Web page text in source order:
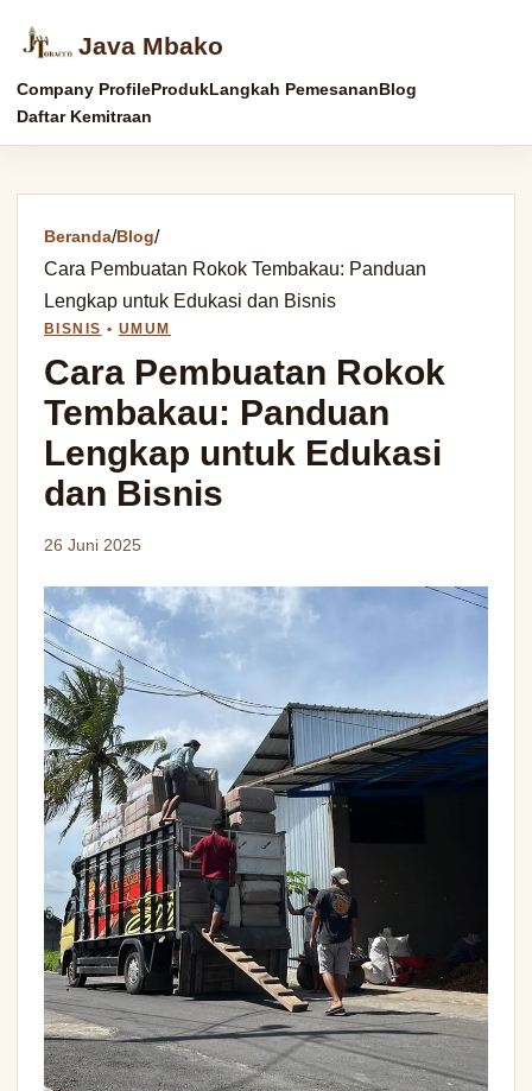
Java Mbako
Company ProfileProdukLangkah PemesananBlog
Daftar Kemitraan
Beranda/Blog/
Cara Pembuatan Rokok Tembakau: Panduan
Lengkap untuk Edukasi dan Bisnis
BISNIS • UMUM
Cara Pembuatan Rokok
Tembakau: Panduan
Lengkap untuk Edukasi
dan Bisnis
26 Juni 2025